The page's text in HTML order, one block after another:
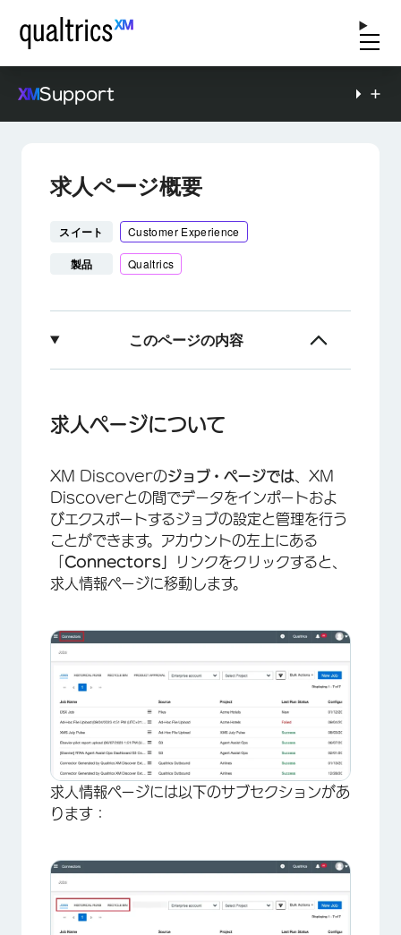
Support
求人ページ概要
スイート Customer Experience
製品 Qualtrics
このページの内容
求人の並べ替えとフィルター
ヒストリカル・ラン・タブ
ごみ箱タブ
仕事を作る
ジョブの有効化と無効化
仕事の選択肢
求人ページについて
XM Discoverのジョブ・ページでは 、XM
Discoverとの間でデータをインポートおよ
びエクスポートするジョブの設定と管理を行う
ことができます。アカウントの左上にある
Connectors」
リンクをクリックすると、
求人情報ページに移動します。
求人情報ページには以下のサブセクションがあ
ります：